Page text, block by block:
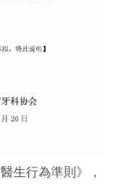
生行為準則》，